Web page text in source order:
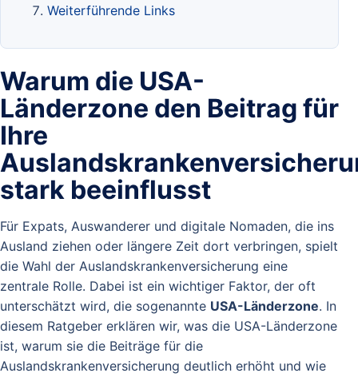
Weiterführende Links
Warum die USA-
Länderzone den Beitrag für
Ihre
stark beeinflusst
Für Expats, Auswanderer und digitale Nomaden, die ins
Ausland ziehen oder längere Zeit dort verbringen, spielt
die Wahl der Auslandskrankenversicherung eine
zentrale Rolle. Dabei ist ein wichtiger Faktor, der oft
unterschätzt wird, die sogenannte USA-Länderzone. In
diesem Ratgeber erklären wir, was die USA-Länderzone
ist, warum sie die Beiträge für die
Auslandskrankenversicherung deutlich erhöht und wie